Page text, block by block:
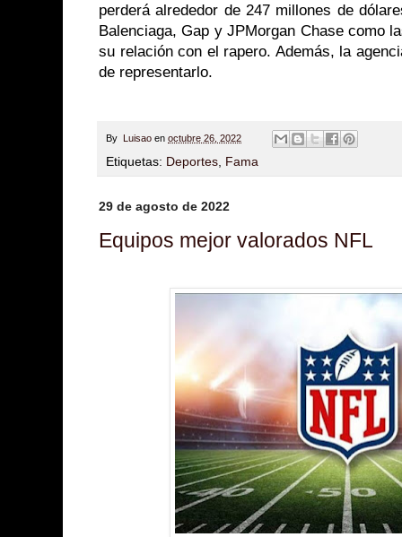
perderá alrededor de 247 millones de
Balenciaga, Gap y JPMorgan Chase como
su relación con el rapero. Además, la
de representarlo.
By Luisao en octubre 26, 2022
Etiquetas: Deportes, Fama
29 de agosto de 2022
Equipos mejor valorados NFL